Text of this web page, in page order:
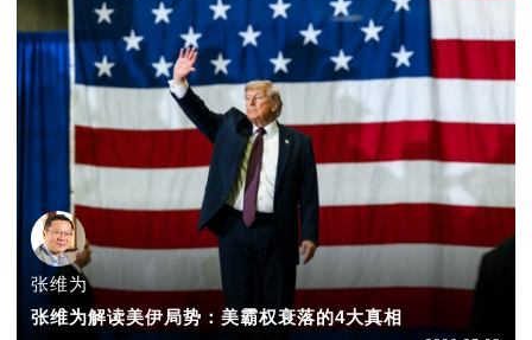
张维为
张维为解读美伊局势：美霸权衰落的4大真相